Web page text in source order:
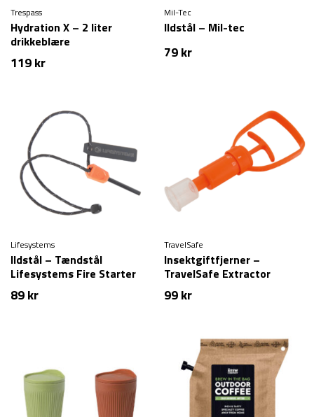
Trespass
Hydration X – 2 liter
drikkeblære
119kr
Mil-Tec
Ildstål – Mil-tec
79kr
Lifesystems
Ildstål – Tændstål
Lifesystems Fire Starter
89kr
TravelSafe
Insektgiftfjerner –
TravelSafe Extractor
99kr